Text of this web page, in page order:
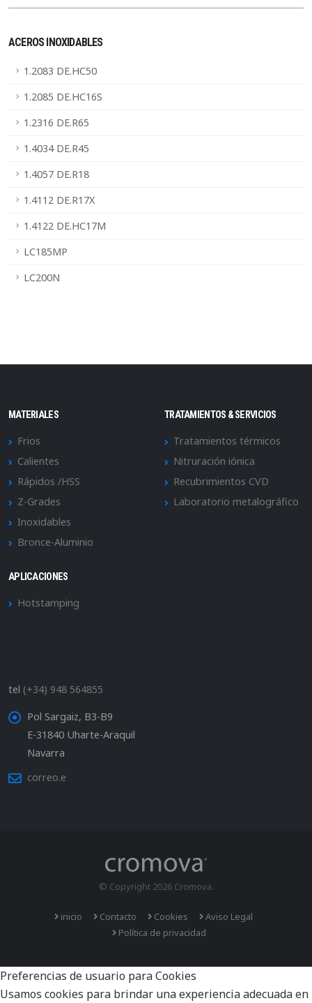
ACEROS INOXIDABLES
1.2083 DE.HC50
1.2085 DE.HC16S
1.2316 DE.R65
1.4034 DE.R45
1.4057 DE.R18
1.4112 DE.R17X
1.4122 DE.HC17M
LC185MP
LC200N
MATERIALES
Frios
Calientes
Rápidos /HSS
Z-Grades
Inoxidables
Bronce-Aluminio
TRATAMIENTOS & SERVICIOS
Tratamientos térmicos
Nitruración iónica
Recubrimientos CVD
Laboratorio metalográfico
APLICACIONES
Hotstamping
tel (+34) 948 564855
Pol Sargaiz, B3-B9
E-31840 Uharte-Araquil
Navarra
correo.e
© Copyright 2026 Cromova.
inicio Contacto Cookies
Aviso Legal
Política de privacidad
Preferencias de usuario para Cookies
Usamos cookies para brindar una experiencia adecuada en